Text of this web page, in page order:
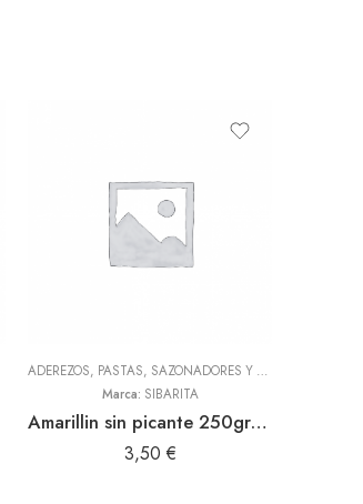
ADEREZOS, PASTAS, SAZONADORES Y CONDIMENTOS
Marca: SIBARITA
Amarillin sin picante 250gr (Sibarita)
3,50 €